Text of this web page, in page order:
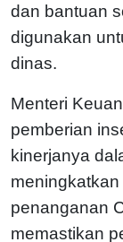
dan bantuan
digunakan
dinas.
Menteri
pemberian
kinerjanya
penanganan
memastikan